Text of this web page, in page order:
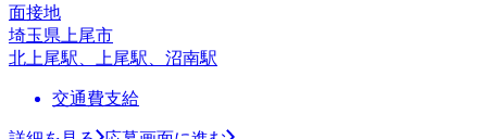
面接地
埼玉県上尾市
北上尾駅、上尾駅、沼南駅
交通費支給